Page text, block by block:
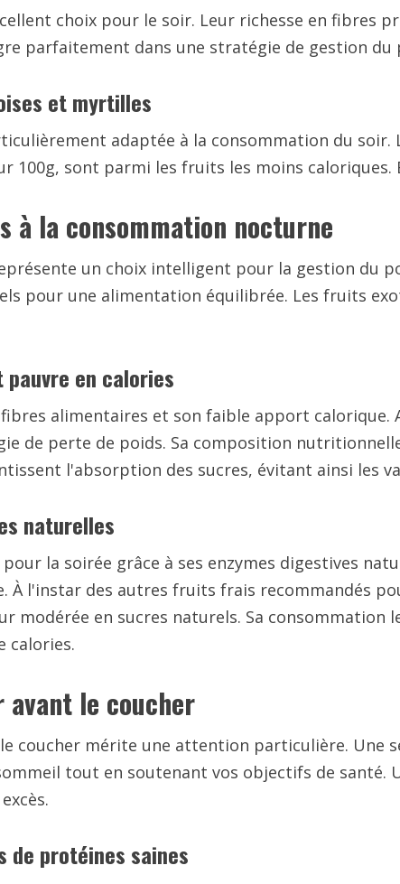
choix pour le soir. Leur richesse en fibres
parfaitement dans une stratégie de gestion du
et myrtilles
adaptée à la consommation du soir.
100g, sont parmi les fruits les moins
à la consommation nocturne
un choix intelligent pour la gestion du
pour une alimentation équilibrée. Les fruits
en calories
alimentaires et son faible apport calorique.
de perte de poids. Sa composition
l'absorption des sucres, évitant ainsi les
naturelles
la soirée grâce à ses enzymes digestives
À l'instar des autres fruits frais recommandés
modérée en sucres naturels. Sa
calories.
le coucher
coucher mérite une attention particulière. Une
tout en soutenant vos objectifs de santé.
de protéines saines